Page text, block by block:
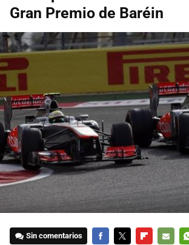
Gran Premio de Baréin
Sin comentarios